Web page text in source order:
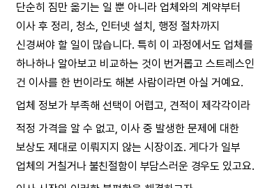
단순히 짐만 옮기는 일 뿐 아니라 업체와의 계약부터
이사 후 정리, 청소, 인터넷 설치, 행정 절차까지
신경써야 할 일이 많습니다. 특히 이 과정에서도 업체를
하나하나 알아보고 비교하는 것이 번거롭고 스트레스인
건 이사를 한 번이라도 해본 사람이라면 아실 거예요.
업체 정보가 부족해 선택이 어렵고, 견적이 제각각이라
적정 가격을 알 수 없고, 이사 중 발생한 문제에 대한
보상도 제대로 이뤄지지 않는 시장이죠. 게다가 일부
업체의 거칠거나 불친절함이 부담스러운 경우도 있고요.